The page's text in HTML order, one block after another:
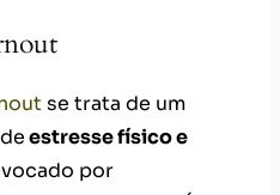
se trata de um
estresse físico e
por